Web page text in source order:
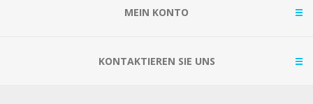
MEIN KONTO
KONTAKTIEREN SIE UNS